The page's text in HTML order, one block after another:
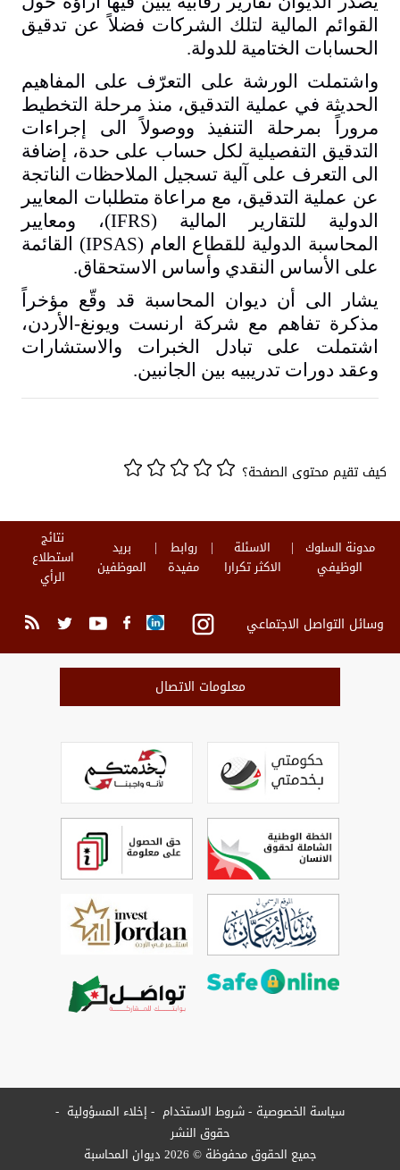
القوائم المالية لتلك الشركات فضلاً عن تدقيق
الحسابات الختامية للدولة.
واشتملت الورشة على التعرّف على المفاهيم
الحديثة في عملية التدقيق، منذ مرحلة التخطيط
مروراً بمرحلة التنفيذ ووصولاً الى إجراءات
التدقيق التفصيلية لكل حساب على حدة، إضافة
الى التعرف على آلية تسجيل الملاحظات الناتجة
عن عملية التدقيق، مع مراعاة متطلبات المعايير
الدولية للتقارير المالية (IFRS)، ومعايير
المحاسبة الدولية للقطاع العام (IPSAS) القائمة
على الأساس النقدي وأساس الاستحقاق.
يشار الى أن ديوان المحاسبة قد وقّع مؤخراً
مذكرة تفاهم مع شركة ارنست ويونغ-الأردن،
اشتملت على تبادل الخبرات والاستشارات
وعقد دورات تدريبيه بين الجانبين.
كيف تقيم محتوى الصفحة؟
مدونة السلوك
الوظيفي
الاسئلة
الاكثر تكرارا
روابط
مفيدة
بريد
الموظفين
نتائج
استطلاع
الرأي
وسائل التواصل الاجتماعي
معلومات الاتصال
سياسة الخصوصية شروط الاستخدام
إخلاء المسؤولية
حقوق النشر
جميع الحقوق محفوظة © 2026 ديوان المحاسبة